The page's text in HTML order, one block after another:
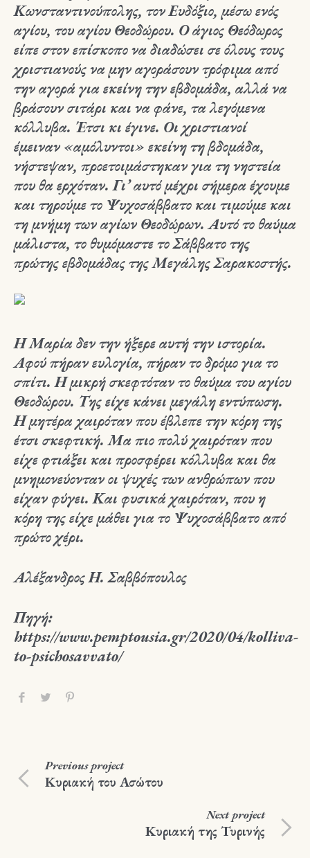
Κωνσταντινούπολης, τον Ευδόξιο, μέσω ενός
αγίου, του αγίου Θεοδώρου. Ο άγιος Θεόδωρος
είπε στον επίσκοπο να διαδώσει σε όλους τους
χριστιανούς να μην αγοράσουν τρόφιμα από
την αγορά για εκείνη την εβδομάδα, αλλά να
βράσουν σιτάρι και να φάνε, τα λεγόμενα
κόλλυβα. Έτσι κι έγινε. Οι χριστιανοί
έμειναν «αμόλυντοι» εκείνη τη βδομάδα,
νήστεψαν, προετοιμάστηκαν για τη νηστεία
που θα ερχόταν. Γι’ αυτό μέχρι σήμερα έχουμε
και τηρούμε το Ψυχοσάββατο και τιμούμε και
τη μνήμη των αγίων Θεοδώρων. Αυτό το θαύμα
μάλιστα, το θυμόμαστε το Σάββατο της
πρώτης εβδομάδας της Μεγάλης Σαρακοστής.
Η Μαρία δεν την ήξερε αυτή την ιστορία.
Αφού πήραν ευλογία, πήραν το δρόμο για το
σπίτι. Η μικρή σκεφτόταν το θαύμα του αγίου
Θεοδώρου. Της είχε κάνει μεγάλη εντύπωση.
Η μητέρα χαιρόταν που έβλεπε την κόρη της
έτσι σκεφτική. Μα πιο πολύ χαιρόταν που
είχε φτιάξει και προσφέρει κόλλυβα και θα
μνημονεύονταν οι ψυχές των ανθρώπων που
είχαν φύγει. Και φυσικά χαιρόταν, που η
κόρη της είχε μάθει για το Ψυχοσάββατο από
πρώτο χέρι.
Αλέξανδρος Η. Σαββόπουλος
Πηγή:
https://www.pemptousia.gr/2020/04/kolliva-
to-psichosavvato/
Previousproject
Κυριακή του Ασώτου
Nextproject
Κυριακή της Τυρινής